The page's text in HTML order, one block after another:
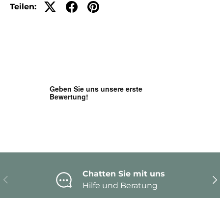
Teilen:
Vorherige
Chatten Sie mit uns
Hilfe und Beratung